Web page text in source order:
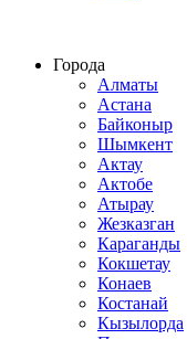
Города
Алматы
Астана
Байконыр
Шымкент
Актау
Актобе
Атырау
Жезказган
Караганды
Кокшетау
Конаев
Костанай
Кызылорда